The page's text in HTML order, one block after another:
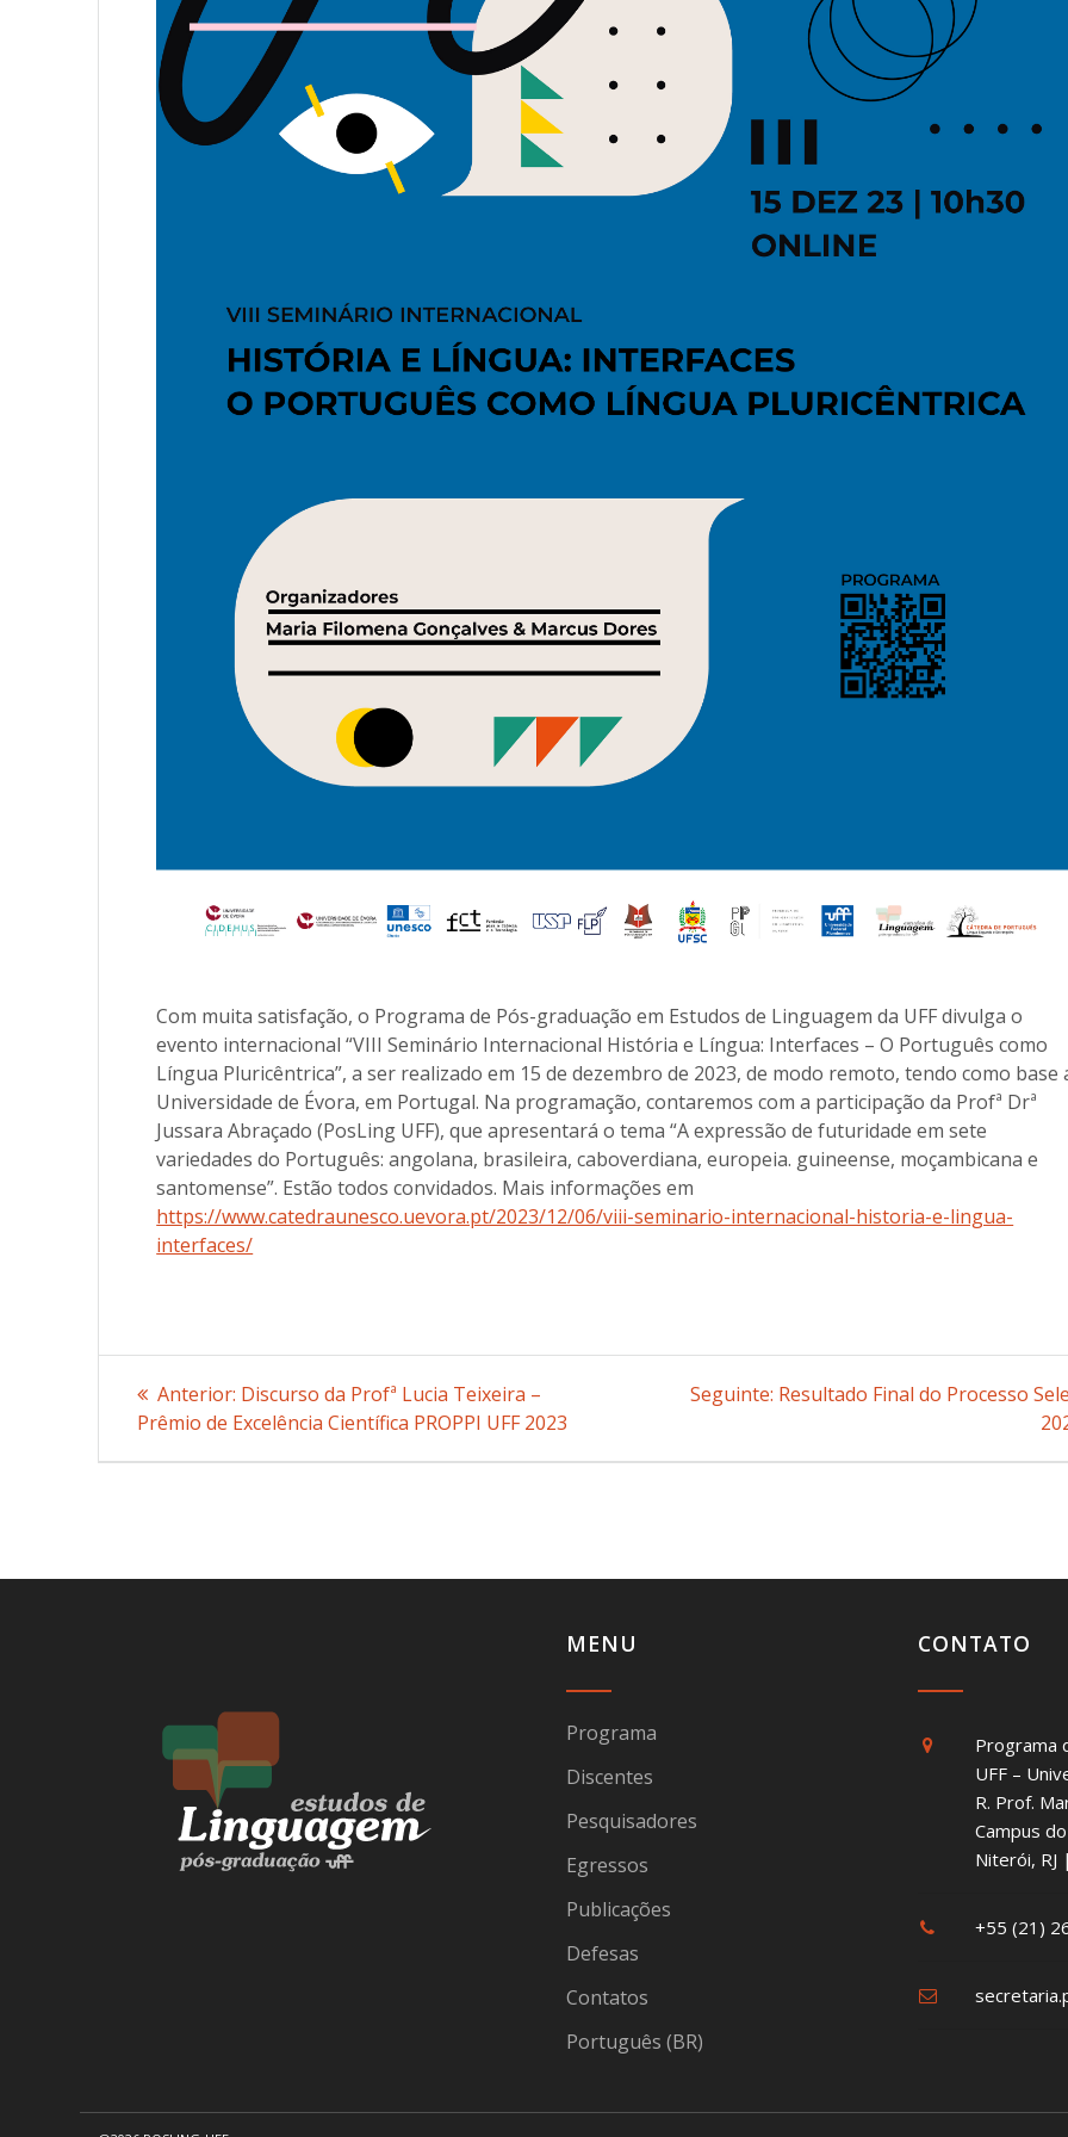
Com muita satisfação, o Programa de Pós-graduação em Estudos de Linguagem da UFF divulga o
evento internacional “VIII Seminário Internacional História e Língua: Interfaces – O Português como
Língua Pluricêntrica”, a ser realizado em 15 de dezembro de 2023, de modo remoto, tendo como base
Universidade de Évora, em Portugal. Na programação, contaremos com a participação da Profª Drª
Jussara Abraçado (PosLing UFF), que apresentará o tema “A expressão de futuridade em sete
variedades do Português: angolana, brasileira, caboverdiana, europeia. guineense, moçambicana e
santomense”. Estão todos convidados. Mais informações em
https://www.catedraunesco.uevora.pt/2023/12/06/viii-seminario-internacional-historia-e-lingua-
interfaces/
Navegação
de
Anterior: Post
anterior:
Discurso da Profª Lucia Teixeira –
Prêmio de Excelência Científica PROPPI UFF 2023
Seguinte: Post
Resultado Final do Processo
MENU
Programa
Discentes
Pesquisadores
Egressos
Publicações
Defesas
Contatos
Português (BR)
CONTATO
Programa
UFF –
R. Prof.
Campus
Niterói, RJ
+55 (21)